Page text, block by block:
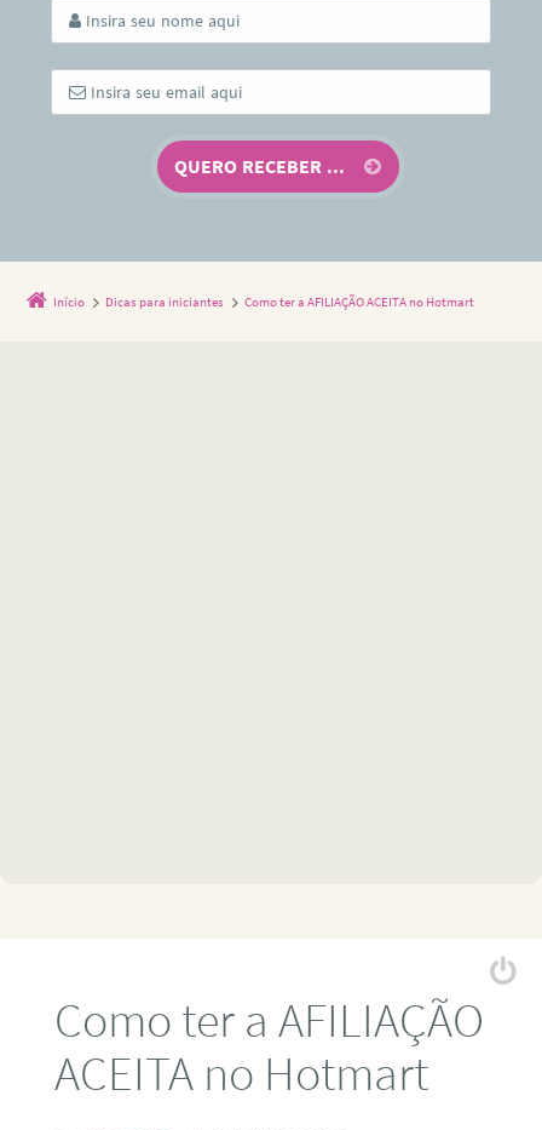
Início Dicas para iniciantes Como ter a AFILIAÇÃO ACEITA no Hotmart
Como ter a AFILIAÇÃO
ACEITA no Hotmart